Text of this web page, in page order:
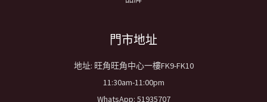
​門市地址
地址: 旺角旺角中心一樓FK9-FK10
11:30am-11:00pm
WhatsApp: 51935707